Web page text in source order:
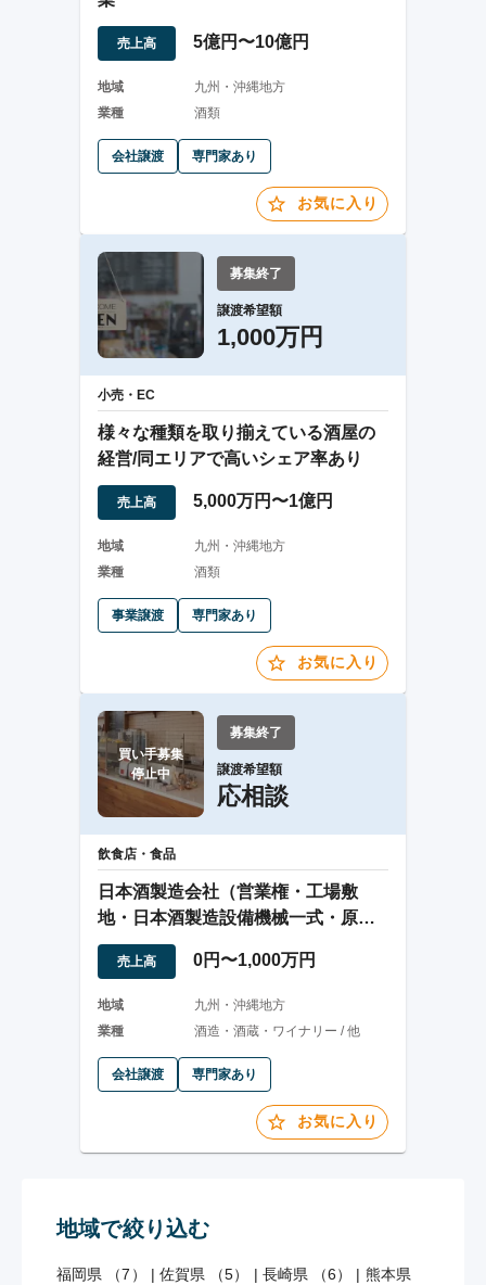
売上高 5億円〜10億円
地域
九州・沖縄地方
業種
酒類
会社譲渡 専門家あり
お気に入り
募集終了
譲渡希望額
1,000万円
小売・EC
様々な種類を取り揃えている酒屋の
経営/同エリアで高いシェア率あり
売上高 5,000万円〜1億円
地域
九州・沖縄地方
業種
酒類
事業譲渡 専門家あり
お気に入り
買い手募集
停止中
募集終了
譲渡希望額
応相談
飲食店・食品
日本酒製造会社（営業権・工場敷
地・日本酒製造設備機械一式・原
酒）を譲渡します。
売上高 0円〜1,000万円
地域
九州・沖縄地方
業種
酒造・酒蔵・ワイナリー / 他
会社譲渡 専門家あり
お気に入り
地域で絞り込む
福岡県 （7） | 佐賀県 （5） | 長崎県 （6） | 熊本県